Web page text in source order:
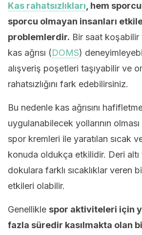
Kas rahatsızlıkları , hem
sporcu olmayan insanları
problemlerdir. Bir saat koşabilir
kas ağrısı (DOMS)
alışveriş poşetleri taşıyabilir ve
rahatsızlığını fark edebilirsiniz.
Bu nedenle kas ağrısını
uygulanabilecek yollarının
spor kremleri ile yaratılan sıcak
konuda oldukça etkilidir. Deri altı
dokulara farklı sıcaklıklar veren
etkileri olabilir.
Genellikle spor aktiviteleri için
fazla süredir kasılmakta olan